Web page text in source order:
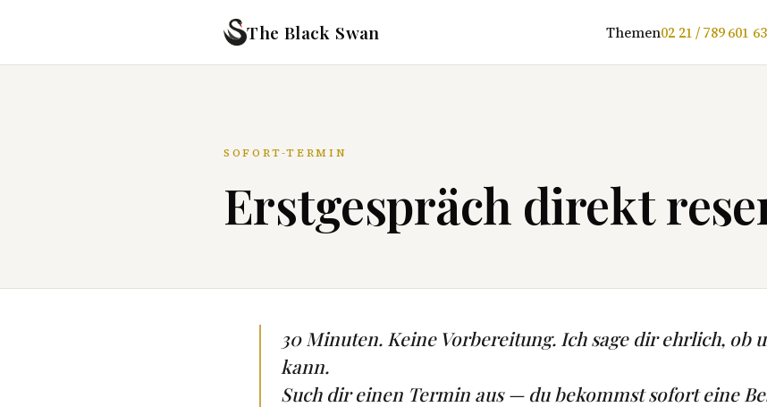
The Black Swan Themen02 21 / 789 601 63
SOFORT-TERMIN
Erstgespräch direkt
30 Minuten. Keine Vorbereitung. Ich sage dir ehrlich, ob
kann.
Such dir einen Termin aus — du bekommst sofort eine